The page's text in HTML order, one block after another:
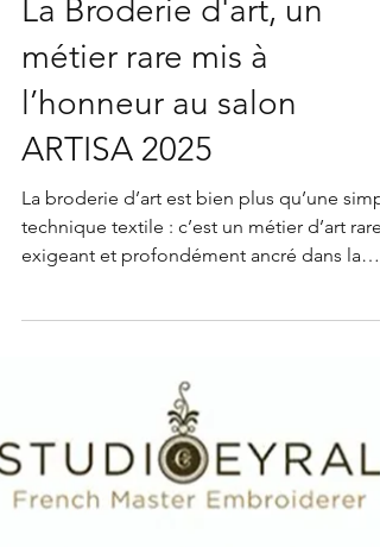
La Broderie d'art, un
métier rare mis à
l’honneur au salon
ARTISA 2025
technique textile : c’est un métier d’art rare,
tradition artisanale. J’ai eu l’immense joie et
la fierté d’être sélectionnée par la Chambre
de Métiers et de l’Artisanat de l’Isère pour
représenter ce savoir-faire au salon ARTISA
2025 à Grenoble. Une belle reconnaissance